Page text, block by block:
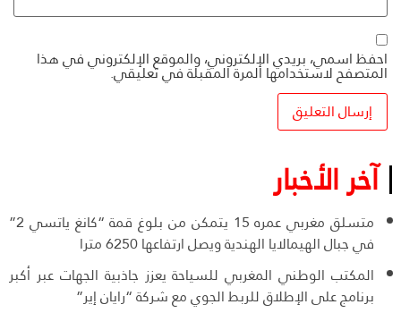
احفظ اسمي، بريدي الإلكتروني، والموقع الإلكتروني في هذا
المتصفح لاستخدامها المرة المقبلة في تعليقي.
آخر الأخبار
متسلق مغربي عمره 15 يتمكن من بلوغ قمة “كانغ ياتسي 2”
في جبال الهيمالايا الهندية ويصل ارتفاعها 6250 مترا
المكتب الوطني المغربي للسياحة يعزز جاذبية الجهات عبر أكبر
برنامج على الإطلاق للربط الجوي مع شركة “رايان إير”